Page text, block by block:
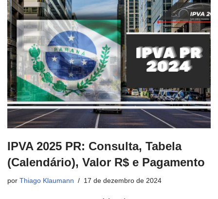
IPVA 2025 PR: Consulta, Tabela
(Calendário), Valor R$ e Pagamento
por Thiago Klaumann 17 de dezembro de 2024